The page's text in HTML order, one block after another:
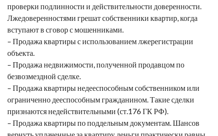
проверки подлинности и действительности доверенности.
Лжедоверенностями грешат собственники квартир, когда
вступают в сговор с мошенниками.
– Продажа квартиры с использованием лжерегистрации
объекта.
– Продажа недвижимости, полученной продавцом по
безвозмездной сделке.
– Продажа квартиры недееспособным собственником или
ограниченно дееспособным гражданином. Такие сделки
признаются недействительными (ст.176 ГК РФ).
– Продажа квартиры по поддельным документам. Шансов